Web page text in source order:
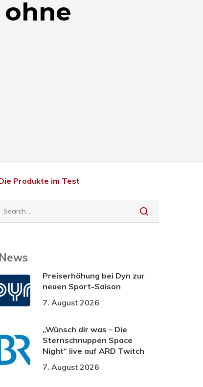
ohne
Produkte im Test
News
Preiserhöhung bei Dyn zur
neuen Sport-Saison
7. August 2026
„Wünsch dir was – Die
Sternschnuppen Space
Night“ live auf ARD Twitch
7. August 2026